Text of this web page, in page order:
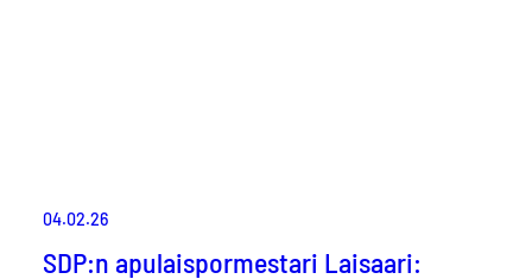
04.02.26
SDP:n apulaispormestari Laisaari: